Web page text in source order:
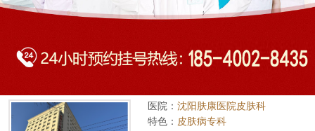
医院： 沈阳肤康医院皮肤科
特色： 皮肤病专科